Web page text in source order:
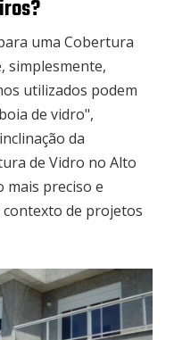
uma Cobertura
simplesmente,
utilizados podem
de vidro",
da
de Vidro no Alto
mais preciso e
de projetos